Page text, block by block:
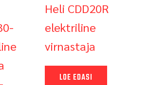
Heli CDD20R
elektriline
virnastaja
LOE EDASI